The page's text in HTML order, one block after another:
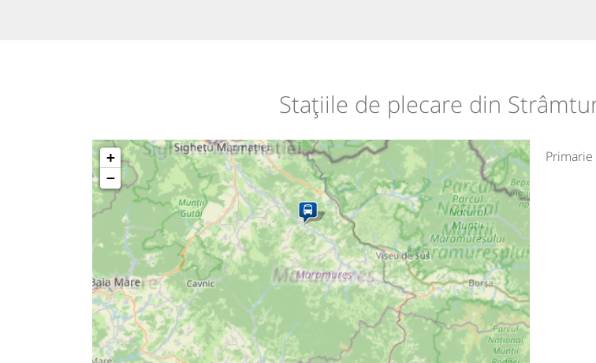
Stațiile de plecare din
+
−
Primarie